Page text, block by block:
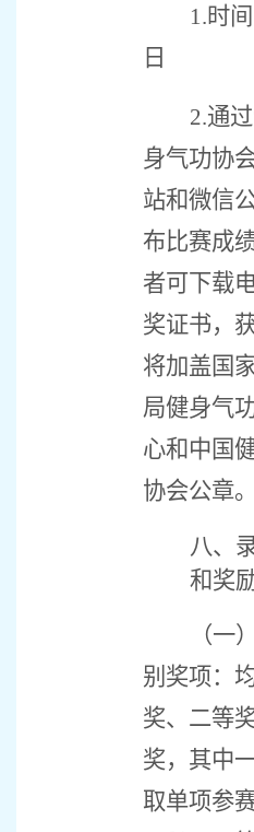
1.时间
日
2.通
身气功协
站和微信
布比赛成
者可下载
奖证书，
将加盖国
局健身气
心和中国
协会公章。
八、
和奖
（一
别奖项：
奖、二等
奖，其中
取单项参